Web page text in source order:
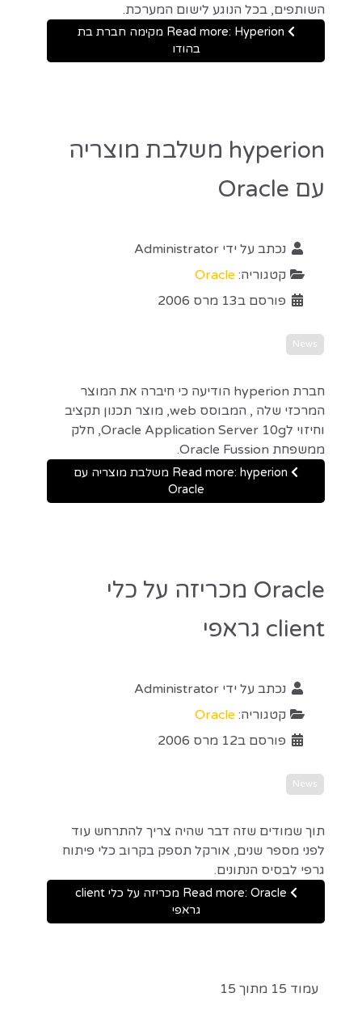
השותפים, בכל הנוגע לישום המערכת.
Read more: Hyperion מקימה חברת בת
בהודו
hyperion משלבת מוצריה
עם Oracle
נכתב על ידי Administrator
קטגוריה: Oracle
פורסם ב13 מרס 2006
News
חברת hyperion הודיעה כי חיברה את המוצר
המרכזי שלה , המבוסס web, מוצר תכנון תקציב
וחיזוי לOracle Application Server 10g, חלק
ממשפחת Oracle Fussion.
Read more: hyperion משלבת מוצריה עם
Oracle
Oracle מכריזה על כלי
client גראפי
נכתב על ידי Administrator
קטגוריה: Oracle
פורסם ב12 מרס 2006
News
תוך שמודים שזה דבר שהיה צריך להתרחש עוד
לפני מספר שנים, אורקל תספק בקרוב כלי פיתוח
גרפי לבסיס הנתונים.
Read more: Oracle מכריזה על כלי client
גראפי
עמוד 15 מתוך 15